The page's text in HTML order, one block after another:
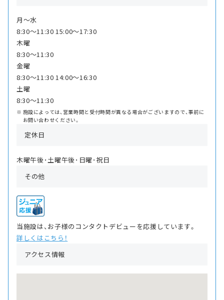
月〜水
8:30〜11:30 15:00〜17:30
木曜
8:30〜11:30
金曜
8:30〜11:30 14:00〜16:30
土曜
8:30〜11:30
施設によっては、営業時間と受付時間が異なる場合がございますので、事前に
お問い合わせください。
定休日
木曜午後･土曜午後･日曜･祝日
その他
当施設は、お子様のコンタクトデビューを応援しています。
詳しくはこちら！
アクセス情報